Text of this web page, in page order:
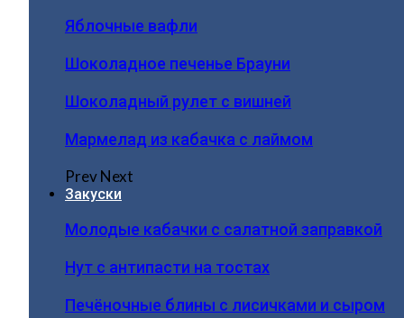
Яблочные вафли
Шоколадное печенье Брауни
Шоколадный рулет с вишней
Мармелад из кабачка с лаймом
PrevNext
Закуски
Молодые кабачки с салатной заправкой
Нут с антипасти на тостах
Печёночные блины с лисичками и сыром